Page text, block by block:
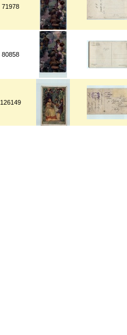
71978
80858
126149